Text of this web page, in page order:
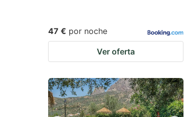
47 € por noche
Ver oferta